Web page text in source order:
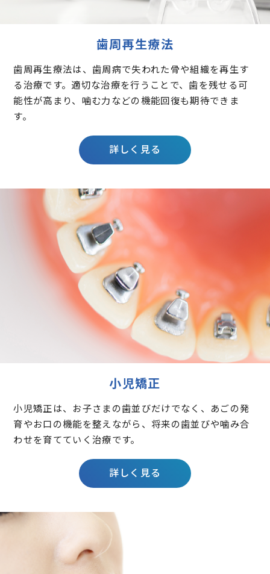
歯周再生療法
歯周再生療法は、歯周病で失われた骨や組織を再生す
る治療です。適切な治療を行うことで、歯を残せる可
能性が高まり、噛む力などの機能回復も期待できま
す。
詳しく見る
小児矯正
小児矯正は、お子さまの歯並びだけでなく、あごの発
育やお口の機能を整えながら、将来の歯並びや噛み合
わせを育てていく治療です。
詳しく見る